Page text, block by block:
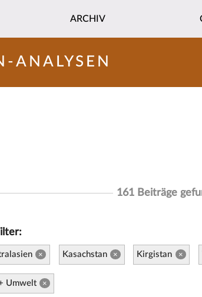
ARCHIV
ANALYSEN
161 Beiträge
× Kasachstan × Kirgistan ×
Umwelt ×